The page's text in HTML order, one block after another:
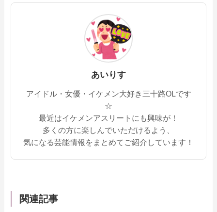
あいりす
アイドル・女優・イケメン大好き三十路OLです
☆
最近はイケメンアスリートにも興味が！
多くの方に楽しんでいただけるよう、
気になる芸能情報をまとめてご紹介しています！
関連記事